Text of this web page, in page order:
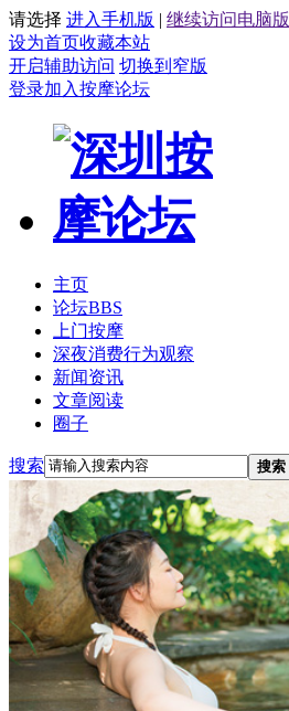
请选择 进入手机版 | 继续访问电脑版
设为首页收藏本站
开启辅助访问 切换到窄版
登录加入按摩论坛
主页
论坛BBS
上门按摩
深夜消费行为观察
新闻资讯
文章阅读
圈子
搜索 搜索